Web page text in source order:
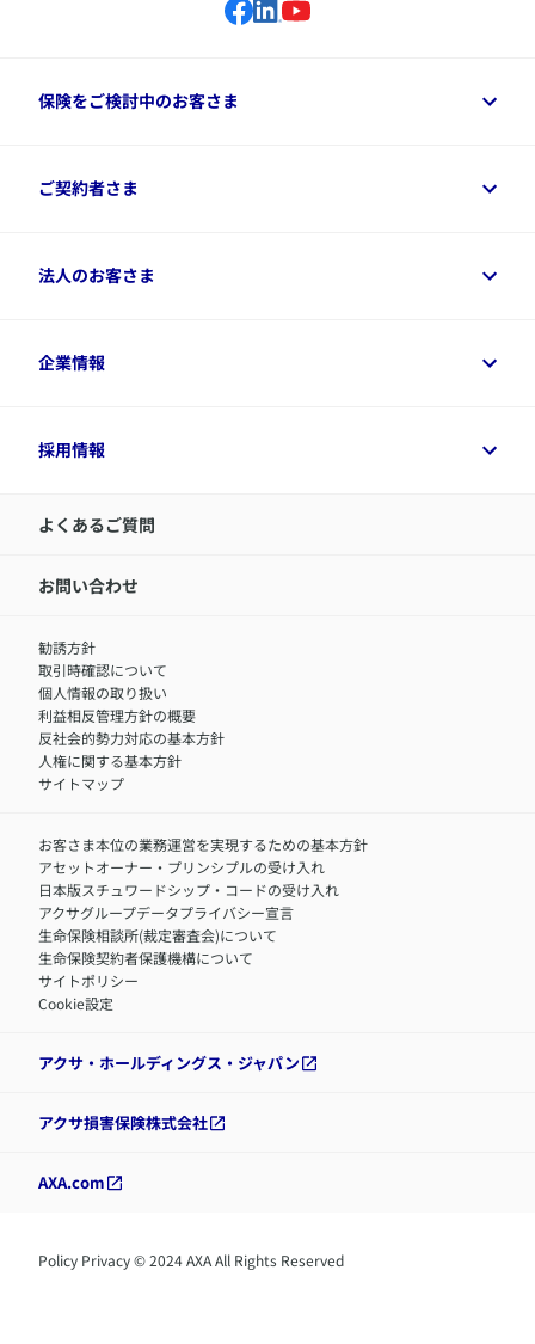
保険をご検討中のお客さま
保険をご検討中のお客さまトップ
資料請求
変額保険各種情報
ご契約者さま
ご契約者さまトップ
デジタル約款
令和8年（2026年）分の生命保険料控除証明書について
アクサのネット完結保険（旧アクサダイレクト生命）
法人のお客さま
法人のお客さまトップ
経営者サポートサービス
企業情報
企業情報トップ
アクサ生命が選ばれる理由
IR情報
サステナビリティの取り組み
​お客さまを金融犯罪からお守りするために
アクサグループについて
採用情報
採用情報トップ
中途採用：内勤正社員
職）
中途採用：フィナンシャルプラン・アドバイザー（営業職）
障害者採用
よくあるご質問
お問い合わせ
勧誘方針
取引時確認について
個人情報の取り扱い
利益相反管理方針の概要
反社会的勢力対応の基本方針
人権に関する基本方針
サイトマップ
お客さま本位の業務運営を実現するための基本方針
アセットオーナー・プリンシプルの受け入れ
日本版スチュワードシップ・コードの受け入れ
アクサグループデータプライバシー宣言
生命保険相談所(裁定審査会)について
生命保険契約者保護機構について
サイトポリシー
Cookie設定
アクサ・ホールディングス・ジャパン
アクサ損害保険株式会社
AXA.com
Policy Privacy © 2024 AXA All Rights Reserved